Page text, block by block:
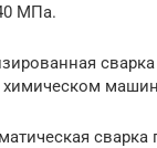
МПа.
химическом